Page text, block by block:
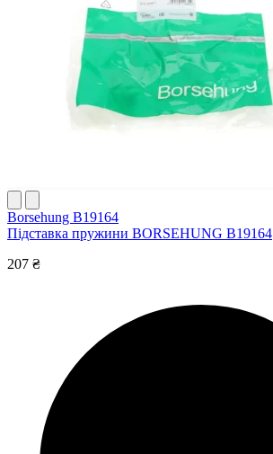
Borsehung B19164
Підставка пружини BORSEHUNG B19164
207 ₴